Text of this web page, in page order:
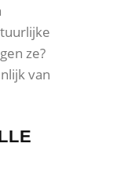
ze?
van